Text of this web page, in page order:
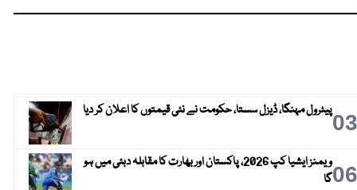
03پیٹرول مہنگا، ڈیزل سستا، حکومت نے نئی قیمتوں کا اعلان کر دیا
06
ویمنز ایشیا کپ 2026، پاکستان اور بھارت کا مقابلہ دبئی میں ہو
گا